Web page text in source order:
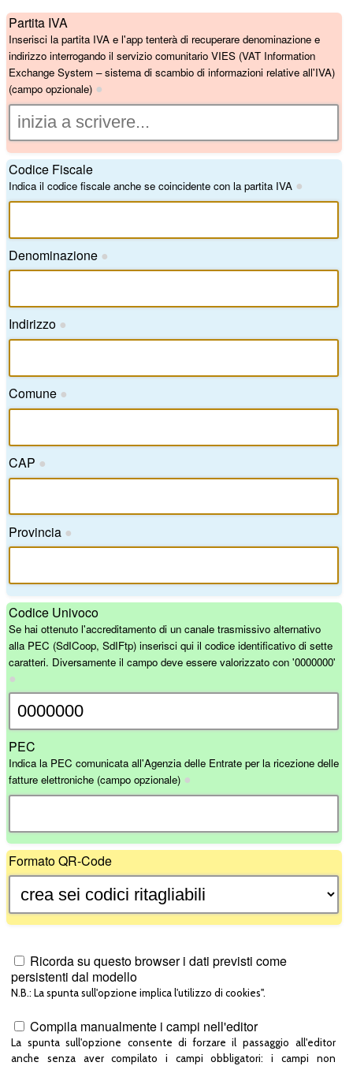
Partita IVA
Inserisci la partita IVA e l'app tenterà di recuperare denominazione e
indirizzo interrogando il servizio comunitario VIES (VAT Information
Exchange System – sistema di scambio di informazioni relative all'IVA)
(campo opzionale) ●
Codice Fiscale
Indica il codice fiscale anche se coincidente con la partita IVA ●
Denominazione ●
Indirizzo ●
Comune ●
CAP ●
Provincia ●
Codice Univoco
Se hai ottenuto l'accreditamento di un canale trasmissivo alternativo
alla PEC (SdICoop, SdIFtp) inserisci qui il codice identificativo di sette
caratteri. Diversamente il campo deve essere valorizzato con '0000000'
●
PEC
Indica la PEC comunicata all'Agenzia delle Entrate per la ricezione delle
fatture elettroniche (campo opzionale) ●
Formato QR-Code
Ricorda su questo browser i dati previsti come
persistenti dal modello
N.B.: La spunta sull'opzione implica l'utilizzo di cookies".
Compila manualmente i campi nell'editor
La spunta sull'opzione consente di forzare il passaggio all'editor
anche senza aver compilato i campi obbligatori: i campi non